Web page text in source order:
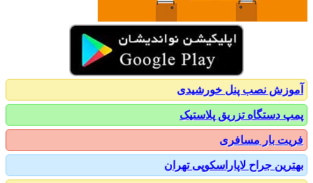
نصب پنل خورشیدی
دستگاه تزریق پلاستیک
بار مسافری
جراح لاپاراسکوپی تهران